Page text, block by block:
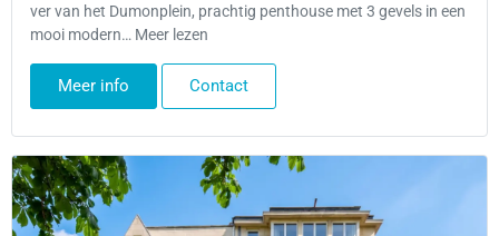
ver van het Dumonplein, prachtig penthouse met 3 gevels in een
mooi modern… Meer lezen
Meer info Contact